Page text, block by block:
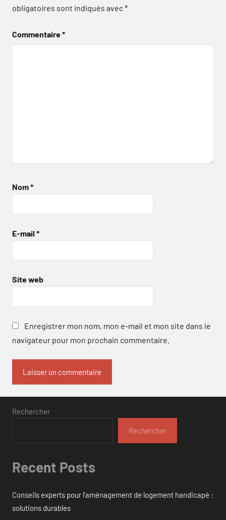
obligatoires sont indiqués avec*
Commentaire*
Nom*
E-mail *
Site web
Enregistrer mon nom, mon e-mail et mon site dans le
navigateur pour mon prochain commentaire.
Rechercher
Rechercher
Recent Posts
Conseils experts pour l’aménagement de logement handicapé :
solutions durables